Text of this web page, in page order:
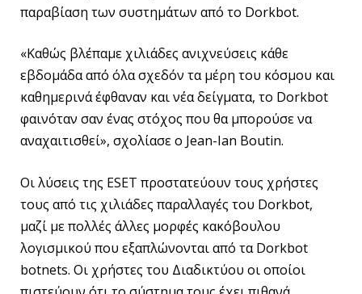
παραβίαση των συστημάτων από το Dorkbot.
«Καθώς βλέπαμε χιλιάδες ανιχνεύσεις κάθε
εβδομάδα από όλα σχεδόν τα μέρη του κόσμου και
καθημερινά έφθαναν και νέα δείγματα, το Dorkbot
φαινόταν σαν ένας στόχος που θα μπορούσε να
αναχαιτισθεί», σχολίασε ο Jean-Ian Boutin.
Οι λύσεις της ESET προστατεύουν τους χρήστες
τους από τις χιλιάδες παραλλαγές του Dorkbot,
μαζί με πολλές άλλες μορφές κακόβουλου
λογισμικού που εξαπλώνονται από τα Dorkbot
botnets. Οι χρήστες του Διαδικτύου οι οποίοι